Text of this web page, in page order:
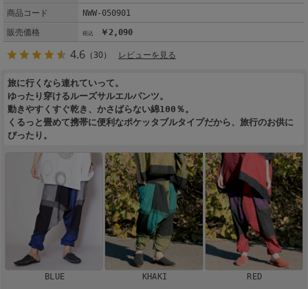
商品コード
NWW-050901
販売価格
￥2,090
4.6 （30） レビューを見る
旅に行くなら連れていって。
ゆったり穿けるルーズサルエルパンツ。
動きやすくすぐ乾き、かさばらない綿100％。
くるっと畳めて携帯に便利なポケッタブルタイプだから、旅行のお供に
ぴったり。
BLUE KHAKI RED